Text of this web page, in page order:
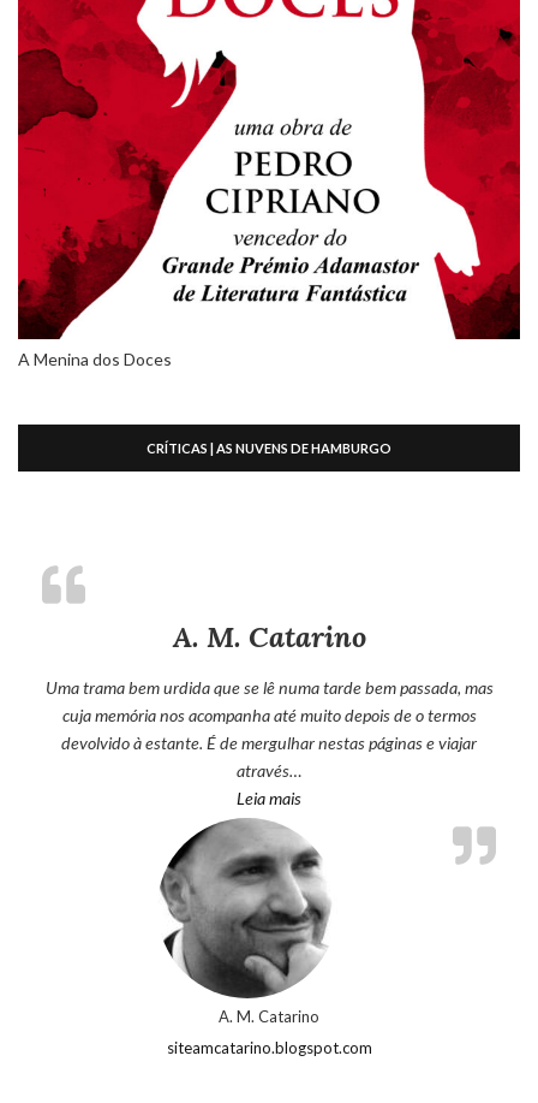
A Menina dos Doces
CRÍTICAS | AS NUVENS DE HAMBURGO
A. M. Catarino
Uma trama bem urdida que se lê numa tarde bem passada, mas
cuja memória nos acompanha até muito depois de o termos
devolvido à estante. É de mergulhar nestas páginas e viajar
através…
Leia mais“A. M. Catarino”
A. M. Catarino
siteamcatarino.blogspot.com